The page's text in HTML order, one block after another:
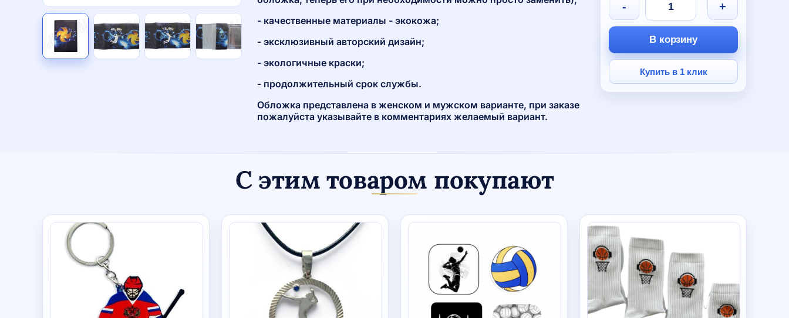
- качественные материалы - экокожа;
- эксклюзивный авторский дизайн;
- экологичные краски;
- продолжительный срок службы.
Обложка представлена в женском и мужском варианте, при заказе
пожалуйста указывайте в комментариях желаемый вариант.
- +
В корзину
Купить в 1 клик
С этим товаром покупают